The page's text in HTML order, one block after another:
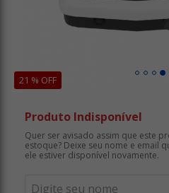
21 % OFF
Produto Indisponível
Quer ser avisado assim que este
estoque? Deixe seu nome e email
ele estiver disponível novamente.